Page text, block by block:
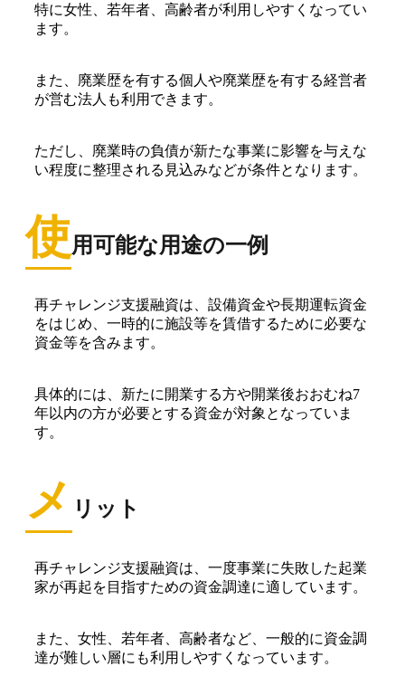
特に女性、若年者、高齢者が利用しやすくなってい
ます。
また、廃業歴を有する個人や廃業歴を有する経営者
が営む法人も利用できます。
ただし、廃業時の負債が新たな事業に影響を与えな
い程度に整理される見込みなどが条件となります。
使用可能な用途の一例
再チャレンジ支援融資は、設備資金や長期運転資金
をはじめ、一時的に施設等を賃借するために必要な
資金等を含みます。
具体的には、新たに開業する方や開業後おおむね7
年以内の方が必要とする資金が対象となっていま
す。
メ リット
再チャレンジ支援融資は、一度事業に失敗した起業
家が再起を目指すための資金調達に適しています。
また、女性、若年者、高齢者など、一般的に資金調
達が難しい層にも利用しやすくなっています。